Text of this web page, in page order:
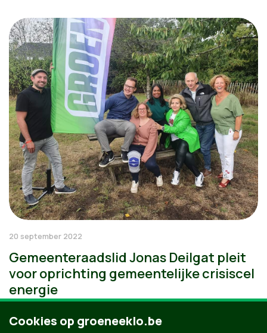
20 september 2022
Gemeenteraadslid Jonas Deilgat pleit
voor oprichting gemeentelijke crisiscel
energie
Cookies op groeneeklo.be